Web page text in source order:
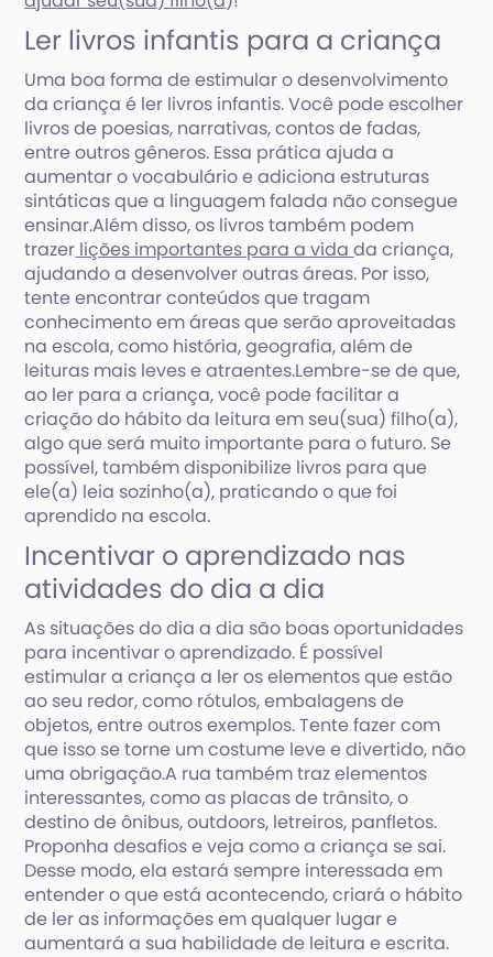
Ler livros infantis para a criança
Uma boa forma de estimular o desenvolvimento
da criança é ler livros infantis. Você pode escolher
livros de poesias, narrativas, contos de fadas,
entre outros gêneros. Essa prática ajuda a
aumentar o vocabulário e adiciona estruturas
sintáticas que a linguagem falada não consegue
ensinar.Além disso, os livros também podem
trazer lições importantes para a vidada criança,
ajudando a desenvolver outras áreas. Por isso,
tente encontrar conteúdos que tragam
conhecimento em áreas que serão aproveitadas
na escola, como história, geografia, além de
leituras mais leves e atraentes.Lembre-se de que,
ao ler para a criança, você pode facilitar a
criação do hábito da leitura em seu(sua) filho(a),
algo que será muito importante para o futuro. Se
possível, também disponibilize livros para que
ele(a) leia sozinho(a), praticando o que foi
aprendido na escola.
Incentivar o aprendizado nas
atividades do dia a dia
As situações do dia a dia são boas oportunidades
para incentivar o aprendizado. É possível
estimular a criança a ler os elementos que estão
ao seu redor, como rótulos, embalagens de
objetos, entre outros exemplos. Tente fazer com
que isso se torne um costume leve e divertido, não
uma obrigação.A rua também traz elementos
interessantes, como as placas de trânsito, o
destino de ônibus, outdoors, letreiros, panfletos.
Proponha desafios e veja como a criança se sai.
Desse modo, ela estará sempre interessada em
entender o que está acontecendo, criará o hábito
de ler as informações em qualquer lugar e
aumentará a sua habilidade de leitura e escrita.